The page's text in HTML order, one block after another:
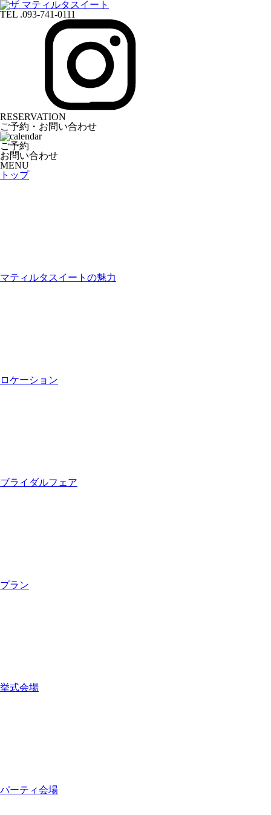
TEL .093-741-0111
RESERVATION
ご予約・お問い合わせ
ご予約
お問い合わせ
MENU
トップ
マティルタスイートの魅力
ロケーション
ブライダルフェア
プラン
挙式会場
パーティ会場